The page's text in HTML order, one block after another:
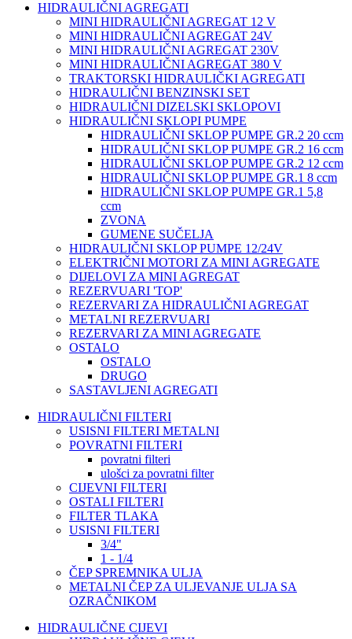
HIDRAULIČNI AGREGATI
MINI HIDRAULIČNI AGREGAT 12 V
MINI HIDRAULIČNI AGREGAT 24V
MINI HIDRAULIČNI AGREGAT 230V
MINI HIDRAULIČNI AGREGAT 380 V
TRAKTORSKI HIDRAULIČKI AGREGATI
HIDRAULIČNI BENZINSKI SET
HIDRAULIČNI DIZELSKI SKLOPOVI
HIDRAULIČNI SKLOPI PUMPE
HIDRAULIČNI SKLOP PUMPE GR.2 20 ccm
HIDRAULIČNI SKLOP PUMPE GR.2 16 ccm
HIDRAULIČNI SKLOP PUMPE GR.2 12 ccm
HIDRAULIČNI SKLOP PUMPE GR.1 8 ccm
HIDRAULIČNI SKLOP PUMPE GR.1 5,8
ccm
ZVONA
GUMENE SUČELJA
HIDRAULIČNI SKLOP PUMPE 12/24V
ELEKTRIČNI MOTORI ZA MINI AGREGATE
DIJELOVI ZA MINI AGREGAT
REZERVUARI 'TOP'
REZERVARI ZA HIDRAULIČNI AGREGAT
METALNI REZERVUARI
REZERVARI ZA MINI AGREGATE
OSTALO
OSTALO
DRUGO
SASTAVLJENI AGREGATI
HIDRAULIČNI FILTERI
USISNI FILTERI METALNI
POVRATNI FILTERI
povratni filteri
ulošci za povratni filter
CIJEVNI FILTERI
OSTALI FILTERI
FILTER TLAKA
USISNI FILTERI
3/4"
1 - 1/4
ČEP SPREMNIKA ULJA
METALNI ČEP ZA ULJEVANJE ULJA SA
OZRAČNIKOM
HIDRAULIČNE CIJEVI